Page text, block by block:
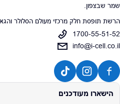
שמר שבצפון.
הרשת תופסת חלק מרכזי מעולם הסלולר
1700-55-51-52
info@i-cell.co.il
הישארו מעודכנים